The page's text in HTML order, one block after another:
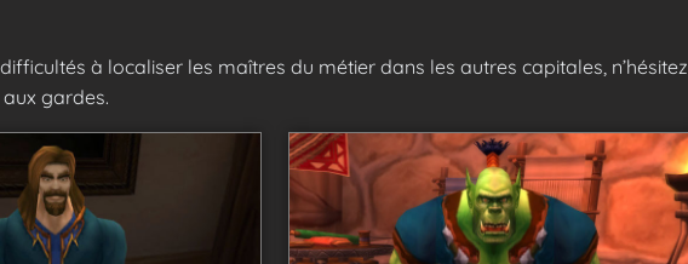
à localiser les maîtres du métier dans les autres capitales, n’hésitez
gardes.